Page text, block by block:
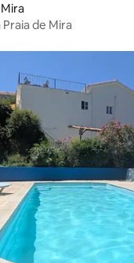
Mira
Praia de Mira